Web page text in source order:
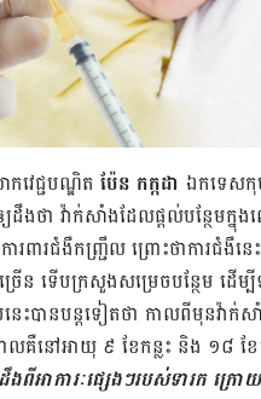
វេជ្ជបណ្ឌិត ប៉ែន កក្កដា ឯកទេស​កុ
យ​ដឹង​ថា វ៉ាក់សាំង​ដែល​ផ្ដល់​បន្ថែម​ក្
រពារ​ជំងឺ​កញ្ជ្រឹល ព្រោះ​ថា​ការ​ជំងឺ​នេ
ន ទើប​ក្រសួង​សម្រេច​បន្ថែម ដើម្
េះ​បាន​បន្ត​ទៀត​ថា កាលពី​មុន​វ៉ាក់
គឺ​នៅ​អាយុ ៩ ខែ​កន្លះ និង ១៨ ខ
ងពីអាការៈផ្សេងៗរបស់ទារក ក្រោ